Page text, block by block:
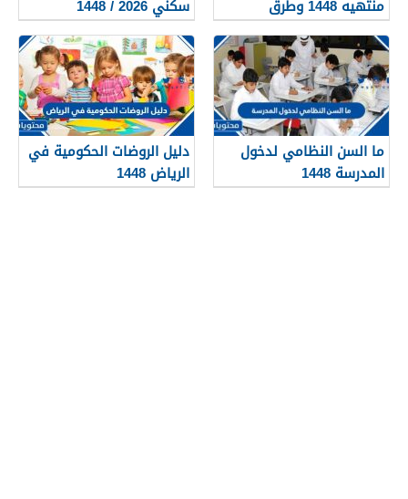
منتهيه 1448 وطرق
تجديدها
سكني 2026 / 1448
بالتفصيل
ما السن النظامي لدخول
المدرسة 1448
دليل الروضات الحكومية في
الرياض 1448